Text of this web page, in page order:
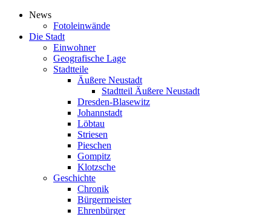
News
Fotoleinwände
Die Stadt
Einwohner
Geografische Lage
Stadtteile
Äußere Neustadt
Stadtteil Äußere Neustadt
Dresden-Blasewitz
Johannstadt
Löbtau
Striesen
Pieschen
Gompitz
Klotzsche
Geschichte
Chronik
Bürgermeister
Ehrenbürger